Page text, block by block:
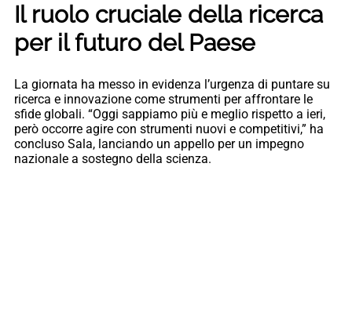
Il ruolo cruciale della ricerca
per il futuro del Paese
La giornata ha messo in evidenza l’urgenza di puntare su
ricerca e innovazione come strumenti per affrontare le
sfide globali. “Oggi sappiamo più e meglio rispetto a ieri,
però occorre agire con strumenti nuovi e competitivi,” ha
concluso Sala, lanciando un appello per un impegno
nazionale a sostegno della scienza.